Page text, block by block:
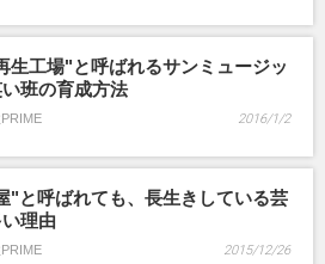
生工場"と呼ばれるサンミュージッ
班の育成方法
2016/1/2
"と呼ばれても、長生きしている芸
理由
2015/12/26